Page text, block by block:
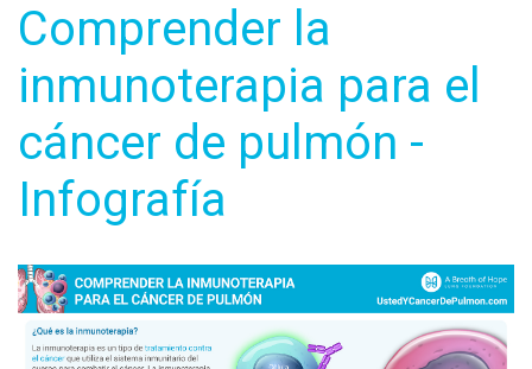
Comprender la
inmunoterapia para el
cáncer de pulmón -
Infografía